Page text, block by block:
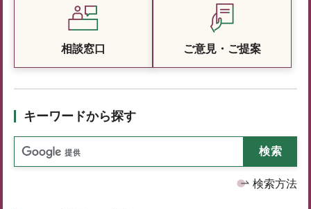
相談窓口 ご意見・ご提案
キーワードから探す
検索方法